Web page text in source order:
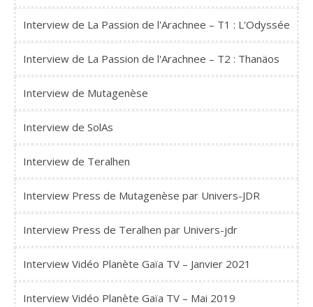
Interview de La Passion de l'Arachnee – T1 : L'Odyssée
Interview de La Passion de l'Arachnee – T2 : Thanäos
Interview de Mutagenèse
Interview de SolAs
Interview de Teralhen
Interview Press de Mutagenèse par Univers-JDR
Interview Press de Teralhen par Univers-jdr
Interview Vidéo Planète Gaïa TV – Janvier 2021
Interview Vidéo Planète Gaïa TV – Mai 2019